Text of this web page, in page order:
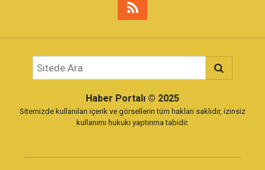
Haber Portalı © 2025
Sitemizde kullanılan içerik ve görsellerin tüm hakları saklıdır, izinsiz
kullanımı hukuki yaptırıma tabidir.